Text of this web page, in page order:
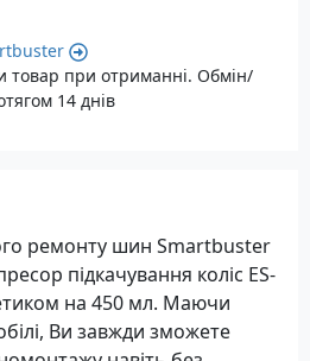
товар при отриманні. Обмін/
14 днів
ремонту шин Smartbuster
підкачування коліс ES-
на 450 мл. Маючи
Ви завжди зможете